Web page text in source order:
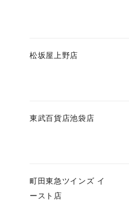
松坂屋上野店
東武百貨店池袋店
町田東急ツインズ イ
ースト店